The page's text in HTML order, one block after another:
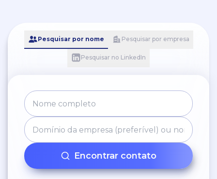
Pesquisar por nome Pesquisar por empresa
Pesquisar no LinkedIn
Encontrar contato